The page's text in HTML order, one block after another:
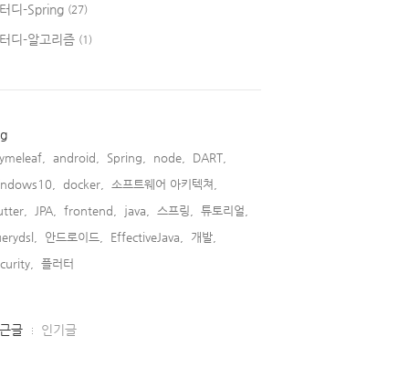
디-Spring (27)
디-알고리즘 (1)
android, Spring, node,
DART,
docker,
소프트웨어 아키텍쳐,
JPA, frontend, java, 스프링,
튜토리얼,
안드로이드, EffectiveJava,
개발,
플러터,
글 인기글